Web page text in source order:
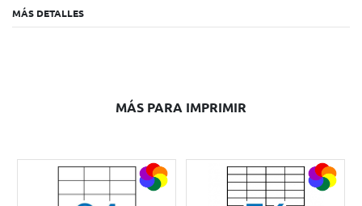
MÁS DETALLES
MÁS PARA IMPRIMIR